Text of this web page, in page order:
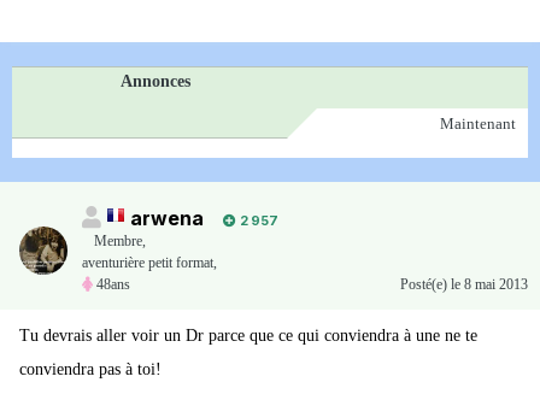
Annonces
Maintenant
arwena
2 957
Membre,
aventurière petit format,
48ans
Posté(e) le 8 mai 2013
Tu devrais aller voir un Dr parce que ce qui conviendra à une ne te
conviendra pas à toi!